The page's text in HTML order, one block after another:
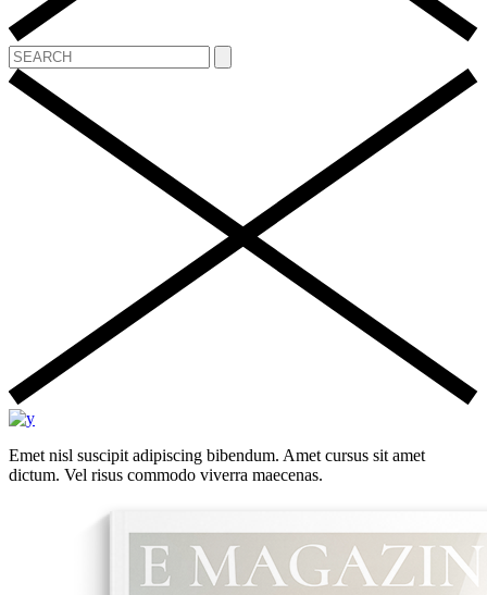
Emet nisl suscipit adipiscing bibendum. Amet cursus sit amet
dictum. Vel risus commodo viverra maecenas.